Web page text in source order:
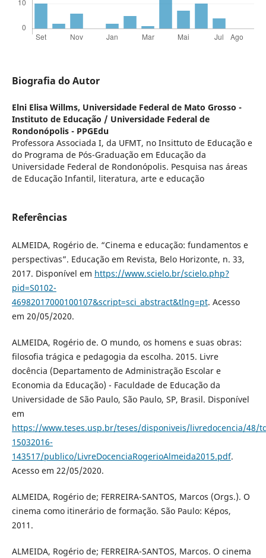
Biografia do Autor
Elni Elisa Willms, Universidade Federal de Mato Grosso -
Instituto de Educação / Universidade Federal de
Rondonópolis - PPGEdu
Professora Associada I, da UFMT, no Insittuto de Educação e
do Programa de Pós-Graduação em Educação da
Universidade Federal de Rondonópolis. Pesquisa nas áreas
de Educação Infantil, literatura, arte e educação
Referências
ALMEIDA, Rogério de. “Cinema e educação: fundamentos e
perspectivas”. Educação em Revista, Belo Horizonte, n. 33,
2017. Disponível em https://www.scielo.br/scielo.php?
pid=S0102-
46982017000100107&script=sci_abstract&tlng=pt. Acesso
em 20/05/2020.
ALMEIDA, Rogério de. O mundo, os homens e suas obras:
filosofia trágica e pedagogia da escolha. 2015. Livre
docência (Departamento de Administração Escolar e
Economia da Educação) - Faculdade de Educação da
Universidade de São Paulo, São Paulo, SP, Brasil. Disponível
em
https://www.teses.usp.br/teses/disponiveis/livredocencia/48/
15032016-
143517/publico/LivreDocenciaRogerioAlmeida2015.pdf.
Acesso em 22/05/2020.
ALMEIDA, Rogério de; FERREIRA-SANTOS, Marcos (Orgs.). O
cinema como itinerário de formação. São Paulo: Képos,
2011.
ALMEIDA, Rogério de; FERREIRA-SANTOS, Marcos. O cinema